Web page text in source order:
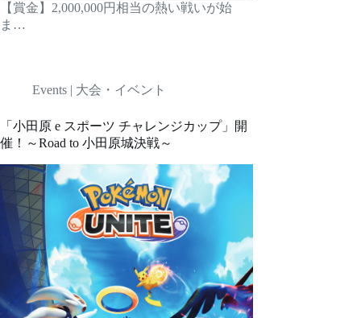
【賞金】2,000,000円相当の熱い戦いが始
ま…
Events | 大会・イベント
「小田原 e スポーツ チャレンジカップ」開
催！～Road to 小田原城決戦～